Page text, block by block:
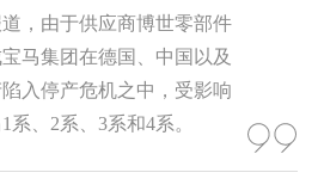
，由于供应商博世零部件
马集团在德国、中国以及
入停产危机之中，受影响
系、2系、3系和4系。